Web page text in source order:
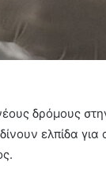
δρόμους
ελπίδα για